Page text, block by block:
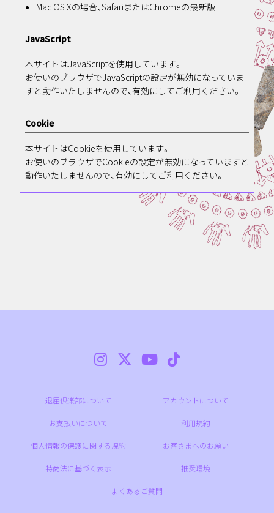
Mac OS Xの場合、SafariまたはChromeの最新版
JavaScript
本サイトはJavaScriptを使用しています。
お使いのブラウザでJavaScriptの設定が無効になっていま
すと動作いたしませんので、有効にしてご利用ください。
Cookie
本サイトはCookieを使用しています。
お使いのブラウザでCookieの設定が無効になっていますと
動作いたしませんので、有効にしてご利用ください。
退屈倶楽部について アカウントについて
お支払いについて 利用規約
個人情報の保護に関する規約 お客さまへのお願い
特商法に基づく表示 推奨環境
よくあるご質問